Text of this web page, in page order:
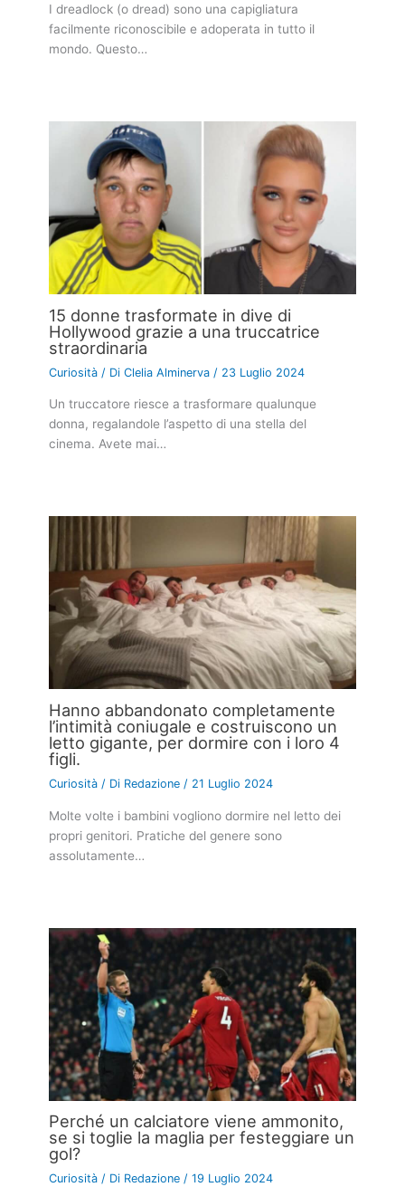
I dreadlock (o dread) sono una capigliatura
facilmente riconoscibile e adoperata in tutto il
mondo. Questo…
15 donne trasformate in dive di
Hollywood grazie a una truccatrice
straordinaria
Curiosità / DiClelia Alminerva / 23 Luglio 2024
Un truccatore riesce a trasformare qualunque
donna, regalandole l’aspetto di una stella del
cinema. Avete mai…
Hanno abbandonato completamente
l’intimità coniugale e costruiscono un
letto gigante, per dormire con i loro 4
figli.
Curiosità / Di Redazione/ 21 Luglio 2024
Molte volte i bambini vogliono dormire nel letto dei
propri genitori. Pratiche del genere sono
assolutamente…
Perché un calciatore viene ammonito,
se si toglie la maglia per festeggiare un
gol?
Curiosità / Di Redazione/19 Luglio 2024